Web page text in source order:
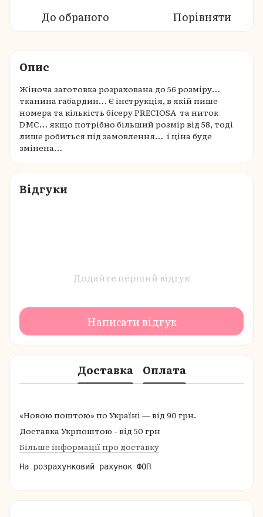
До обраного Порівняти
Опис
Жіноча заготовка розрахована до 56 розміру…
тканина габардин… Є інструкція, в якій пише
номера та кількість бісеру PRECIOSA та ниток
DMC… якщо потрібно більший розмір від 58, тоді
лише робиться під замовлення… і ціна буде
змінена…
Відгуки
Додайте перший відгук
Написати відгук
Доставка Оплата
«Новою поштою» по Україні — від 90 грн.
Доставка Укрпоштою - від 50 грн
Більше інформації про доставку
На розрахунковий рахунок ФОП